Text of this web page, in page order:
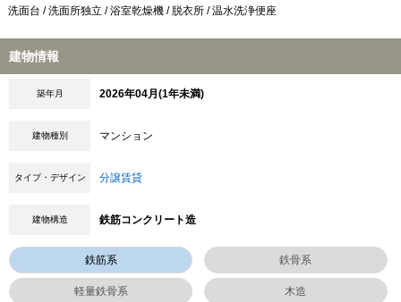
洗面台 / 洗面所独立 / 浴室乾燥機 / 脱衣所 / 温水洗浄便座
建物情報
築年月 2026年04月(1年未満)
建物種別 マンション
タイプ・デザイン 分譲賃貸
建物構造 鉄筋コンクリート造
鉄筋系 鉄骨系
軽量鉄骨系 木造